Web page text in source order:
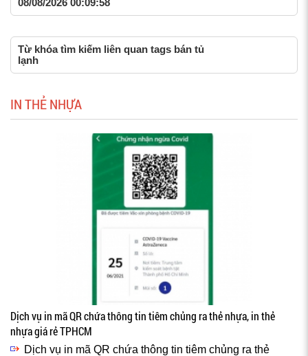
08/08/2026 00:09:58
Từ khóa tìm kiếm liên quan tags bán tủ
lạnh
IN THẺ NHỰA
Dịch vụ in mã QR chứa thông tin tiêm chủng ra thẻ nhựa, in thẻ
nhựa giá rẻ TPHCM
Dịch vụ in mã QR chứa thông tin tiêm chủng ra thẻ